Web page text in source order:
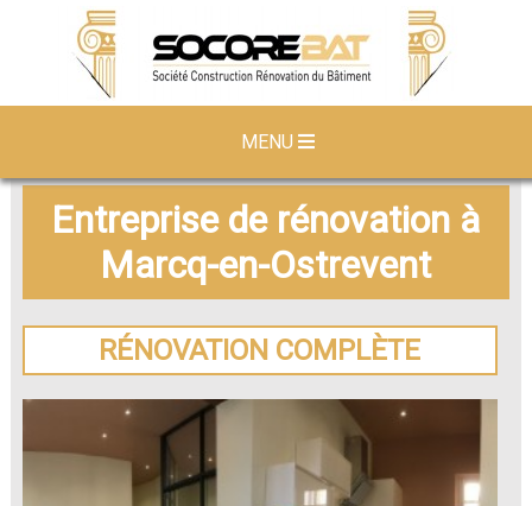
MENU
Entreprise de rénovation à
Marcq-en-Ostrevent
RÉNOVATION COMPLÈTE